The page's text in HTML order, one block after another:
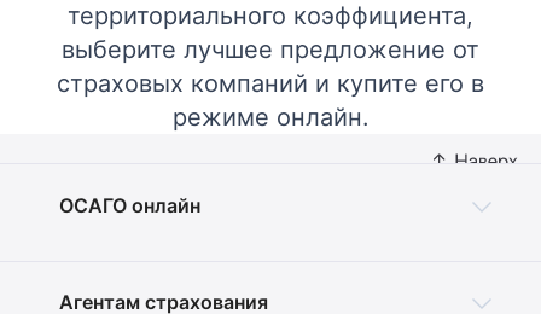
территориального коэффициента,
выберите лучшее предложение от
страховых компаний и купите его в
режиме онлайн.
ОСАГО онлайн
Агентам страхования